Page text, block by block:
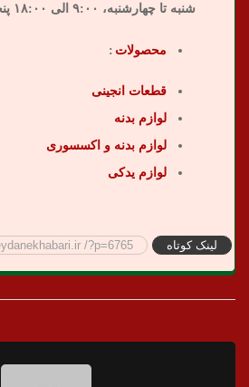
شنبه تا چهارشنبه، ۹:۰۰ الی ۱۸:۰۰ پنجشنبه ها، ۹:۰۰ الی ۱۴:۰۰
محصولات :
قطعات انجینی
لوازم بدنه
لوازم بدنه و اکسسوری
لوازم یدکی
لینک کوتاه /?p=6765